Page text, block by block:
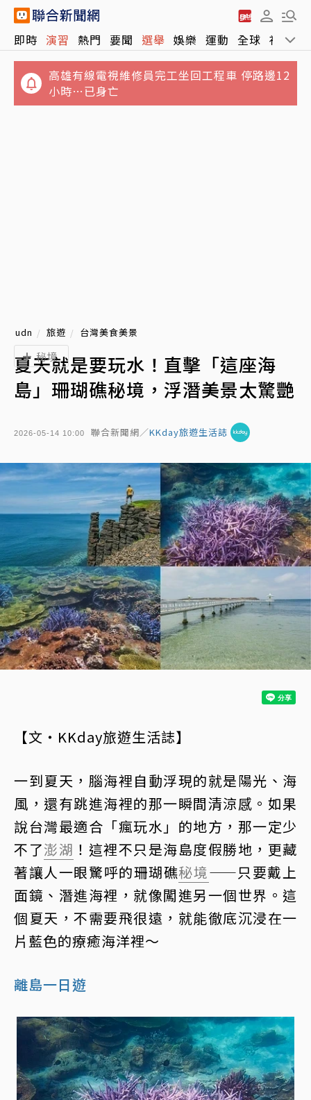
即時 演習 熱門 要聞 選舉 娛樂 運動 全球 社會
方拆除
高雄有線電視維修員完工坐回工程車 停路邊12
小時…已身亡
udn 旅遊 台灣美食美景
夏天就是要玩水！直擊「這座海
島」珊瑚礁秘境，浮潛美景太驚艷
2026-05-14 10:00 聯合新聞網／KKday旅遊生活誌
秘境
【文・KKday旅遊生活誌】
一到夏天，腦海裡自動浮現的就是陽光、海
風，還有跳進海裡的那一瞬間清涼感。如果
說台灣最適合「瘋玩水」的地方，那一定少
不了澎湖 ！這裡不只是海島度假勝地，更藏
著讓人一眼驚呼的珊瑚礁秘境——只要戴上
面鏡、潛進海裡，就像闖進另一個世界。這
個夏天，不需要飛很遠，就能徹底沉浸在一
片藍色的療癒海洋裡～
離島一日遊